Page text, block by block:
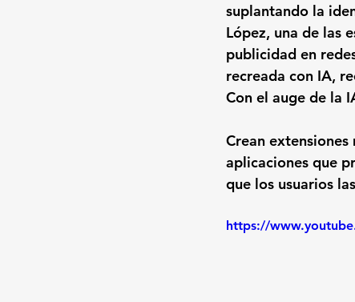
suplantando la
López, una de las
publicidad en
recreada con IA,
Con el auge de la
Crean
aplicaciones que
que los usuarios
https://